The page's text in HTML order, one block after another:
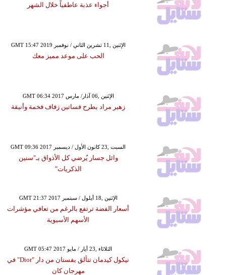
أجواء عذبة عاطفياً خلال الشهر
GMT 15:47 2019 الإثنين ,11 تشرين الثاني / نوفمبر
الحب على موعد مميز معك
GMT 06:34 2017 الإثنين ,06 آذار/ مارس
زهير مراد يطرح فساتين زفاف فخمة وأنيقة
GMT 09:36 2017 السبت ,23 كانون الأول / ديسمبر
وائل جسار يُرضي كل الأذواق بـ"سنين
الذكريات"
GMT 21:37 2017 الإثنين ,18 أيلول / سبتمبر
أسعار الفضة ترتفع بالرغم من تعافي مؤشرات
الأسهم الأسيوية
GMT 05:47 2017 الثلاثاء ,23 أيار / مايو
نيكول كيدمان تتألق بفستان من دار "Dior" في
مهرجان كان